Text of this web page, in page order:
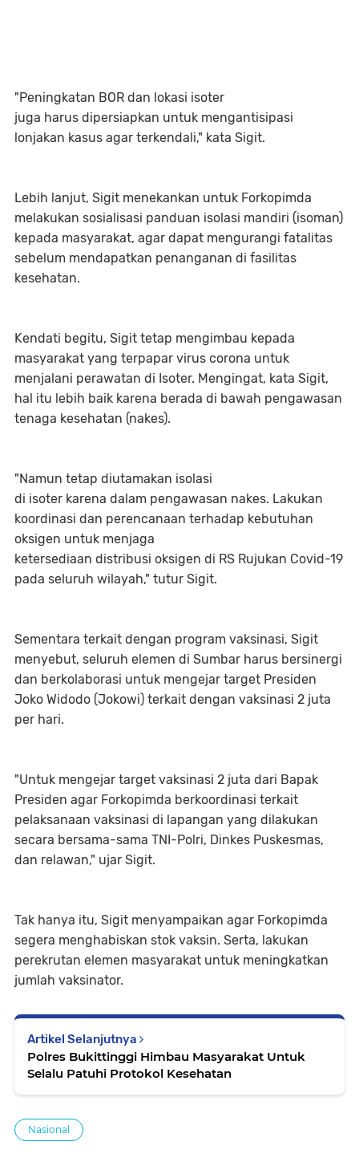
"Peningkatan BOR dan lokasi isoter
juga harus dipersiapkan untuk mengantisipasi
lonjakan kasus agar terkendali," kata Sigit.
Lebih lanjut, Sigit menekankan untuk Forkopimda
melakukan sosialisasi panduan isolasi mandiri (isoman)
kepada masyarakat, agar dapat mengurangi fatalitas
sebelum mendapatkan penanganan di fasilitas
kesehatan.
Kendati begitu, Sigit tetap mengimbau kepada
masyarakat yang terpapar virus corona untuk
menjalani perawatan di Isoter. Mengingat, kata Sigit,
hal itu lebih baik karena berada di bawah pengawasan
tenaga kesehatan (nakes).
"Namun tetap diutamakan isolasi
di isoter karena dalam pengawasan nakes. Lakukan
koordinasi dan perencanaan terhadap kebutuhan
oksigen untuk menjaga
ketersediaan distribusi oksigen di RS Rujukan Covid-19
pada seluruh wilayah," tutur Sigit.
Sementara terkait dengan program vaksinasi, Sigit
menyebut, seluruh elemen di Sumbar harus bersinergi
dan berkolaborasi untuk mengejar target Presiden
Joko Widodo (Jokowi) terkait dengan vaksinasi 2 juta
per hari.
"Untuk mengejar target vaksinasi 2 juta dari Bapak
Presiden agar Forkopimda berkoordinasi terkait
pelaksanaan vaksinasi di lapangan yang dilakukan
secara bersama-sama TNI-Polri, Dinkes Puskesmas,
dan relawan," ujar Sigit.
Tak hanya itu, Sigit menyampaikan agar Forkopimda
segera menghabiskan stok vaksin. Serta, lakukan
perekrutan elemen masyarakat untuk meningkatkan
jumlah vaksinator.
Artikel Selanjutnya
Polres Bukittinggi Himbau Masyarakat Untuk
Selalu Patuhi Protokol Kesehatan
Nasional